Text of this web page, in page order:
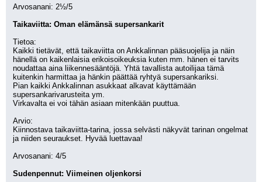
Arvosanani: 2½/5
Taikaviitta: Oman elämänsä supersankarit
Tietoa:
Kaikki tietävät, että taikaviitta on Ankkalinnan pääsuojelija ja näin
hänellä on kaikenlaisia erikoisoikeuksia kuten mm. hänen ei tarvits
noudattaa aina liikennesääntöjä. Yhtä tavallista autoilijaa tämä
kuitenkin harmittaa ja hänkin päättää ryhtyä supersankariksi.
Pian kaikki Ankkalinnan asukkaat alkavat käyttämään
supersankarivarusteita ym.
Virkavalta ei voi tähän asiaan mitenkään puuttua.
Arvio:
Kiinnostava taikaviitta-tarina, jossa selvästi näkyvät tarinan ongelmat
ja niiden seuraukset. Hyvää luettavaa!
Arvosanani: 4/5
Sudenpennut: Viimeinen oljenkorsi